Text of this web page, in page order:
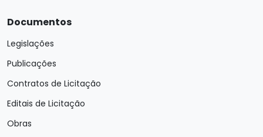
Documentos
Legislações
Publicações
Contratos de Licitação
Editais de Licitação
Obras